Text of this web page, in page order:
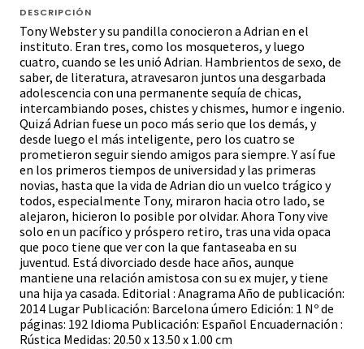
DESCRIPCIÓN
Tony Webster y su pandilla conocieron a Adrian en el
instituto. Eran tres, como los mosqueteros, y luego
cuatro, cuando se les unió Adrian. Hambrientos de sexo, de
saber, de literatura, atravesaron juntos una desgarbada
adolescencia con una permanente sequía de chicas,
intercambiando poses, chistes y chismes, humor e ingenio.
Quizá Adrian fuese un poco más serio que los demás, y
desde luego el más inteligente, pero los cuatro se
prometieron seguir siendo amigos para siempre. Y así fue
en los primeros tiempos de universidad y las primeras
novias, hasta que la vida de Adrian dio un vuelco trágico y
todos, especialmente Tony, miraron hacia otro lado, se
alejaron, hicieron lo posible por olvidar. Ahora Tony vive
solo en un pacífico y próspero retiro, tras una vida opaca
que poco tiene que ver con la que fantaseaba en su
juventud. Está divorciado desde hace años, aunque
mantiene una relación amistosa con su ex mujer, y tiene
una hija ya casada. Editorial : Anagrama Año de publicación:
2014 Lugar Publicación: Barcelona úmero Edición: 1 Nº de
páginas: 192 Idioma Publicación: Español Encuadernación :
Rústica Medidas: 20.50 x 13.50 x 1.00 cm